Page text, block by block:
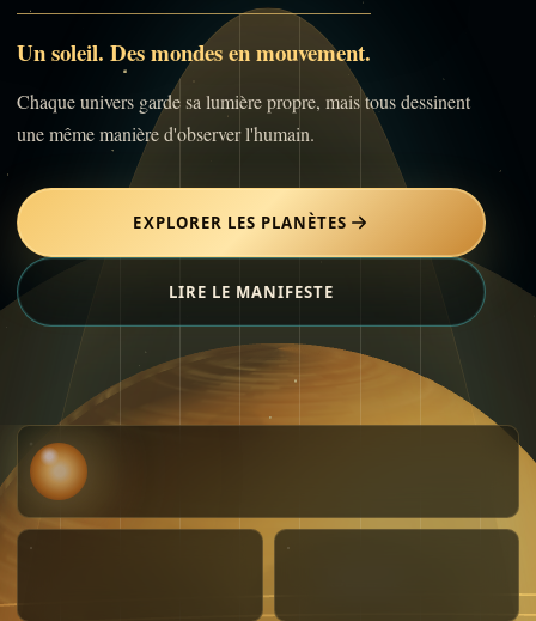
Un soleil. Des mondes en mouvement.
Chaque univers garde sa lumière propre, mais tous dessinent
une même manière d'observer l'humain.
EXPLORER LES PLANÈTES
LIRE LE MANIFESTE